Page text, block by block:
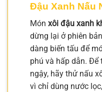
Đậu Xanh Nấu
Món xôi đậu xanh
dừng lại ở phiên
dàng biến tấu để
phú và hấp dẫn.
ngậy, hãy thử nấu
vì chỉ dùng nước